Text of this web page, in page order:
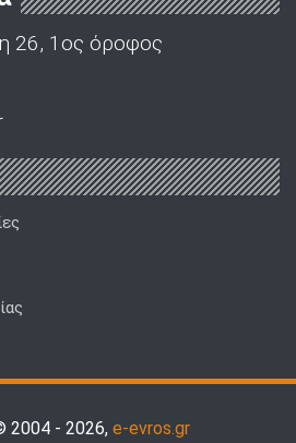
26, 1ος όροφος
2004 - 2026, e-evros.gr